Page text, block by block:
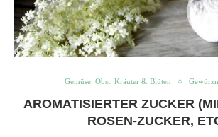
Gemüse, Obst, Kräuter & Blüten
AROMATISIERTER ZUCKER
ROSEN-ZUCKER,